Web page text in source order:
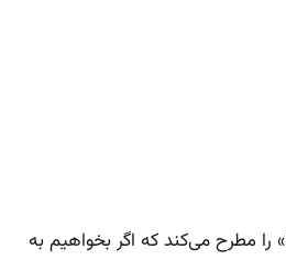
پبحث «‌Brand Inventory» را مطرح می‌کند که اگر بخواهیم به